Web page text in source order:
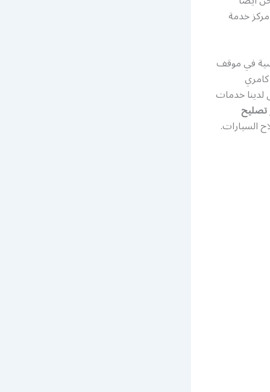
خدمة
في موقف
لدينا خدمات
تصليح
السيارات.